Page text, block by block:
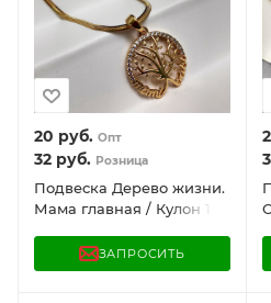
20 руб. Опт
32 руб. Розница
Подвеска Дерево жизни.
Мама главная / Кулон 1,7
"Сингапур" под золото /
Украшение женское на
ЗАПРОСИТЬ